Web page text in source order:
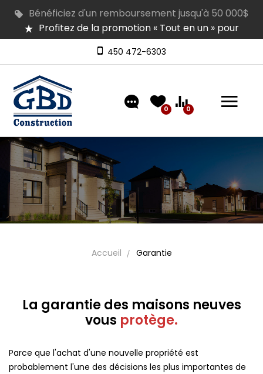
Profitez de la promotion « Tout en un » pour
équiper votre maison
Plusieurs maisons en inventaire pour occupation
rapide | Venez les visiter
Découvrez nos modèles comprenant un
aménagement extérieur de type « clé en main »
450 472-6303
0 0
Accueil Garantie
La garantie des maisons neuves
vous protège.
Parce que l'achat d'une nouvelle propriété est
probablement l'une des décisions les plus importantes de